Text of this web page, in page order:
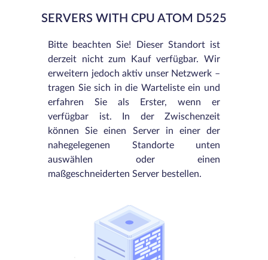
SERVERS WITH CPU ATOM D525
Bitte beachten Sie! Dieser Standort ist
derzeit nicht zum Kauf verfügbar. Wir
erweitern jedoch aktiv unser Netzwerk –
tragen Sie sich in die Warteliste ein und
erfahren Sie als Erster, wenn er
verfügbar ist. In der Zwischenzeit
können Sie einen Server in einer der
nahegelegenen Standorte unten
auswählen oder einen
maßgeschneiderten Server bestellen.